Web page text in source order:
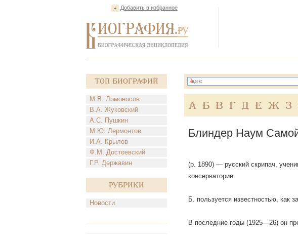
Добавить в избранное
Топ Биографий
М.В. Ломоносов
В.А. Жуковский
А.С. Пушкин
М.Ю. Лермонтов
И.А. Крылов
Ф.М. Достоевский
Г.Р. Державин
Рубрики
Новости
А Б В Г Д Е Ж З
Блиндер Наум
(р. 1890) — русский скрипач,
консерватории.
Б. пользуется известностью, как
В последние годы (1925—26) он